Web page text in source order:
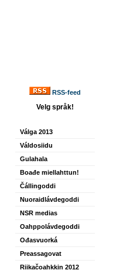
RSS-feed
Velg språk!
Válga 2013
Váldosiidu
Gulahala
Boađe miellahttun!
Čállingoddi
Nuoraidlávdegoddi
NSR medias
Oahppolávdegoddi
Ođasvuorká
Preassagovat
Riikačoahkkin 2012